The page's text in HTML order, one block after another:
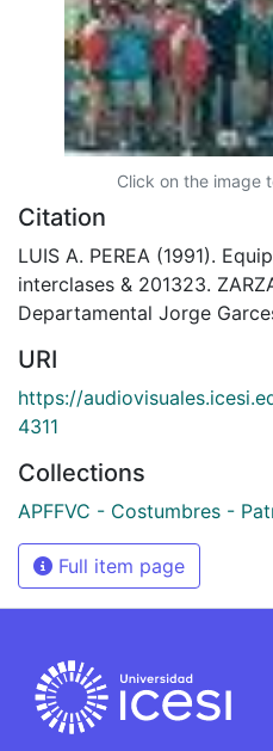
Click on the image
Citation
LUIS A. PEREA (1991).
interclases & 201323.
Departamental Jorge
URI
https://
4311
Collections
APFFVC - Costumbres -
Full item page